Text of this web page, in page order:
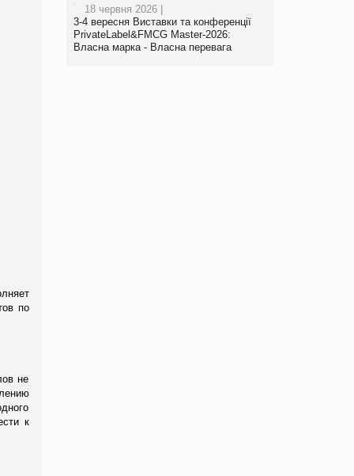
по
не
к
18 червня 2026 |
3-4 вересня Виставки та конференції
PrivateLabel&FMCG Master-2026:
Власна марка - Власна перевага